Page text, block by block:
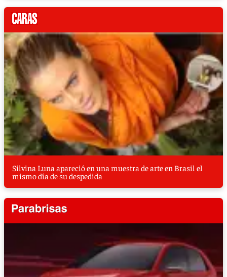
Silvina Luna apareció en una muestra de arte en Brasil el
mismo día de su despedida